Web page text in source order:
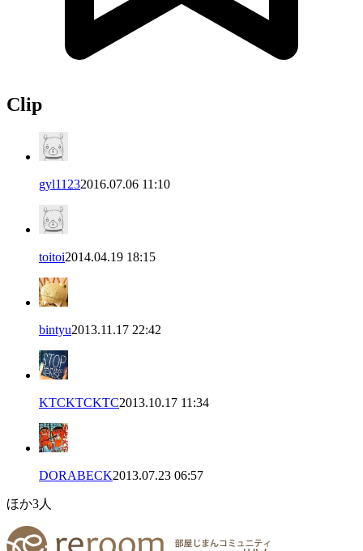
Clip
gyl11232016.07.06 11:10
toitoi2014.04.19 18:15
bintyu2013.11.17 22:42
KTCKTCKTC2013.10.17 11:34
DORABECK2013.07.23 06:57
ほか3人